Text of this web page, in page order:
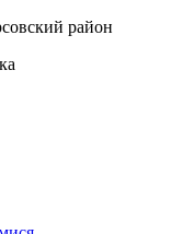
район